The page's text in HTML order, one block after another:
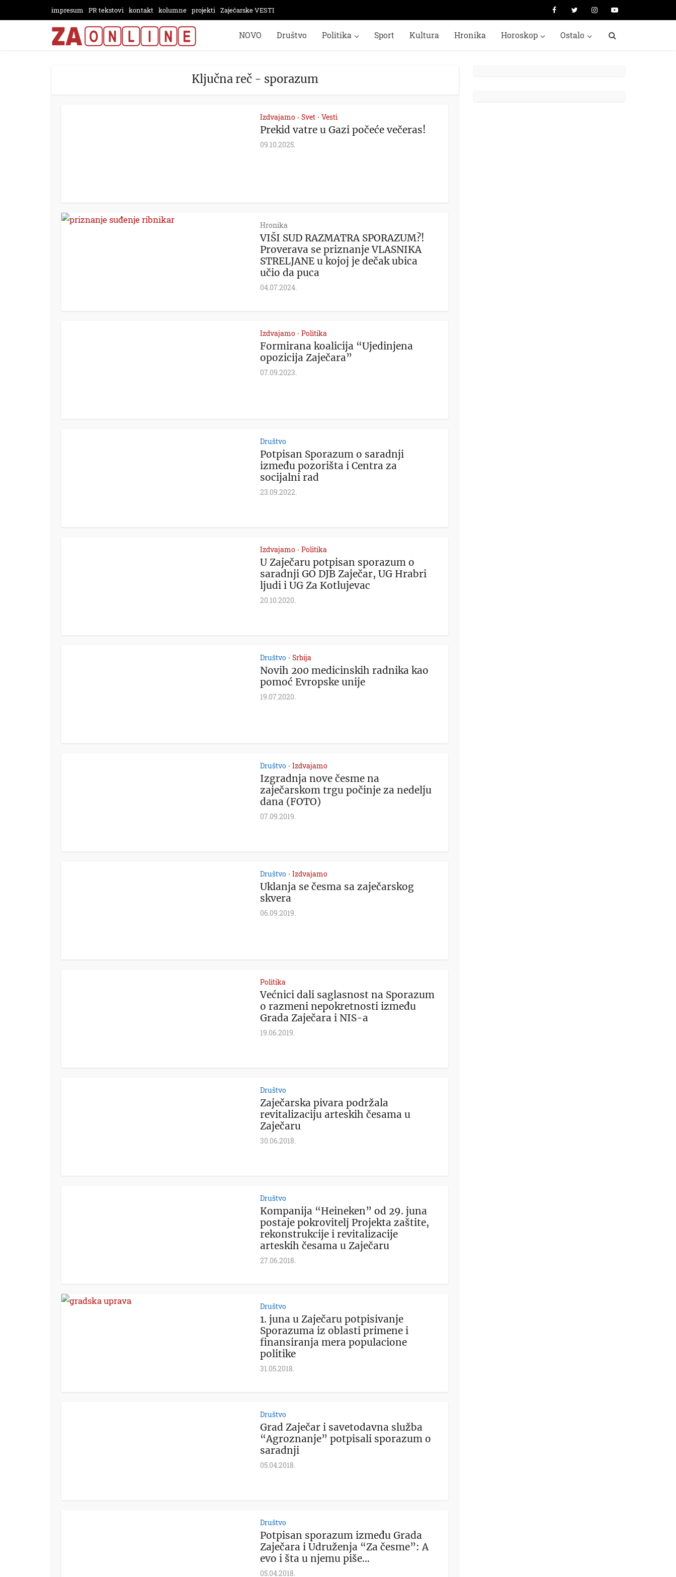
impresum PR tekstovi kontakt kolumne projekti Zaječarske VESTI
NOVO Društvo Politika Sport Kultura Hronika Horoskop Ostalo
Ključna reč - sporazum
Izdvajamo • Svet • Vesti
Prekid vatre u Gazi počeće večeras!
09.10.2025.
Hronika
VIŠI SUD RAZMATRA SPORAZUM?!
Proverava se priznanje VLASNIKA
STRELJANE u kojoj je dečak ubica
učio da puca
04.07.2024.
Izdvajamo • Politika
Formirana koalicija “Ujedinjena
opozicija Zaječara”
07.09.2023.
Društvo
Potpisan Sporazum o saradnji
između pozorišta i Centra za
socijalni rad
23.09.2022.
Izdvajamo • Politika
U Zaječaru potpisan sporazum o
saradnji GO DJB Zaječar, UG Hrabri
ljudi i UG Za Kotlujevac
20.10.2020.
Društvo • Srbija
Novih 200 medicinskih radnika kao
pomoć Evropske unije
19.07.2020.
Društvo • Izdvajamo
Izgradnja nove česme na
zaječarskom trgu počinje za nedelju
dana (FOTO)
07.09.2019.
Društvo • Izdvajamo
Uklanja se česma sa zaječarskog
skvera
06.09.2019.
Politika
Većnici dali saglasnost na Sporazum
o razmeni nepokretnosti između
Grada Zaječara i NIS-a
19.06.2019.
Društvo
Zaječarska pivara podržala
revitalizaciju arteskih česama u
Zaječaru
30.06.2018.
Društvo
Kompanija “Heineken” od 29. juna
postaje pokrovitelj Projekta zaštite,
rekonstrukcije i revitalizacije
arteskih česama u Zaječaru
27.06.2018.
Društvo
1. juna u Zaječaru potpisivanje
Sporazuma iz oblasti primene i
finansiranja mera populacione
politike
31.05.2018.
Društvo
Grad Zaječar i savetodavna služba
“Agroznanje” potpisali sporazum o
saradnji
05.04.2018.
Društvo
Potpisan sporazum između Grada
Zaječara i Udruženja “Za česme”: A
evo i šta u njemu piše…
05.04.2018.